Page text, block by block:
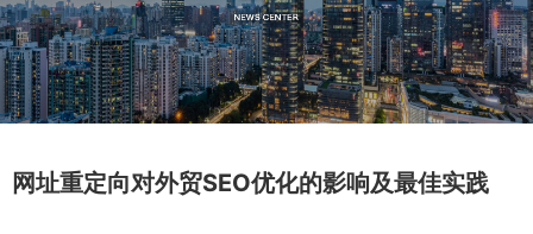
网址重定向对外贸SEO优化的影响及最佳实践